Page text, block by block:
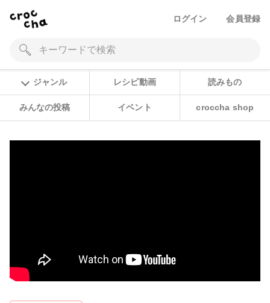
ログイン 会員登録
ジャンル レシピ動画 読みもの
みんなの投稿 イベント croccha shop